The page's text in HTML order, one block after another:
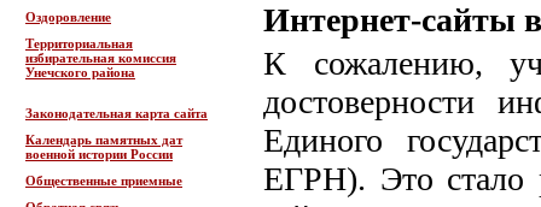
Оздоровление
Территориальная
избирательная комиссия
Унечского района
Законодательная карта сайта
Календарь памятных дат
военной истории России
Общественные приемные
Интернет-сайты
К сожалению,
достоверности
Единого
ЕГРН). Это стало